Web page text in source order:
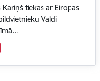
tiekas ar Eiropas
Valdi